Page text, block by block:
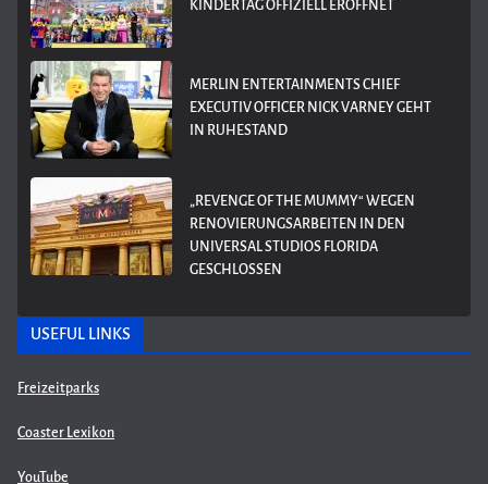
KINDERTAG OFFIZIELL ERÖFFNET
MERLIN ENTERTAINMENTS CHIEF
EXECUTIV OFFICER NICK VARNEY GEHT
IN RUHESTAND
„REVENGE OF THE MUMMY“ WEGEN
RENOVIERUNGSARBEITEN IN DEN
UNIVERSAL STUDIOS FLORIDA
GESCHLOSSEN
USEFUL LINKS
Freizeitparks
Coaster Lexikon
YouTube